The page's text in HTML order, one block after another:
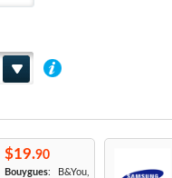
$19.90
Bouygues: B&You,